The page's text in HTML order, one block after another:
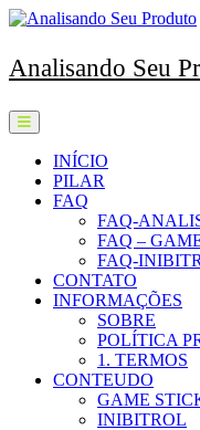
Skip
content
Analisando Seu
Open
Menu
INÍCIO
PILAR
FAQ
FAQ-
FAQ –
FAQ-
CONTATO
INFORMAÇÕES
SOBRE
POLÍTICA
1. TERMOS
CONTEUDO
GAME
INIBITROL